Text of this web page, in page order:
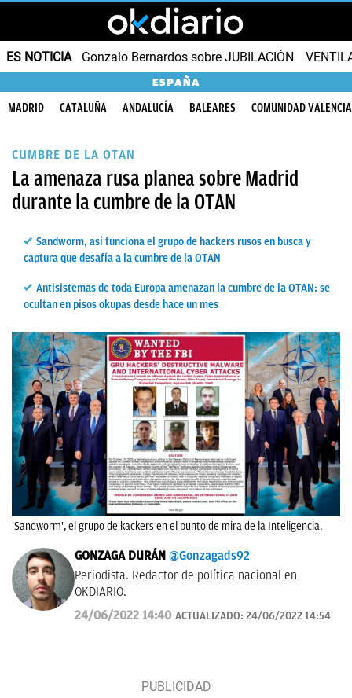
ES NOTICIA Gonzalo Bernardos sobre JUBILACIÓN
ESPAÑA
MADRID CATALUÑA ANDALUCÍA BALEARES COMUNIDAD
CUMBRE DE LA OTAN
La amenaza rusa planea sobre Madrid
durante la cumbre de la OTAN
Sandworm, así funciona el grupo de hackers rusos en busca y
captura que desafía a la cumbre de la OTAN
Antisistemas de toda Europa amenazan la cumbre de la OTAN: se
ocultan en pisos okupas desde hace un mes
'Sandworm', el grupo de kackers en el punto de mira de la Inteligencia.
GONZAGA DURÁN @Gonzagads92
Periodista. Redactor de política nacional en
OKDIARIO.
24/06/2022 14:40 ACTUALIZADO: 24/06/2022 14:54